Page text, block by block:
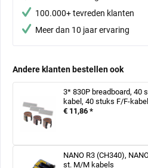
100.000+ tevreden klanten
Meer dan 10 jaar ervaring
Andere klanten bestellen ook
3* 830P breadboard, 40
kabel, 40 stuks F/F-
€ 11,86 *
NANO R3 (CH340),
st. M/M kabels